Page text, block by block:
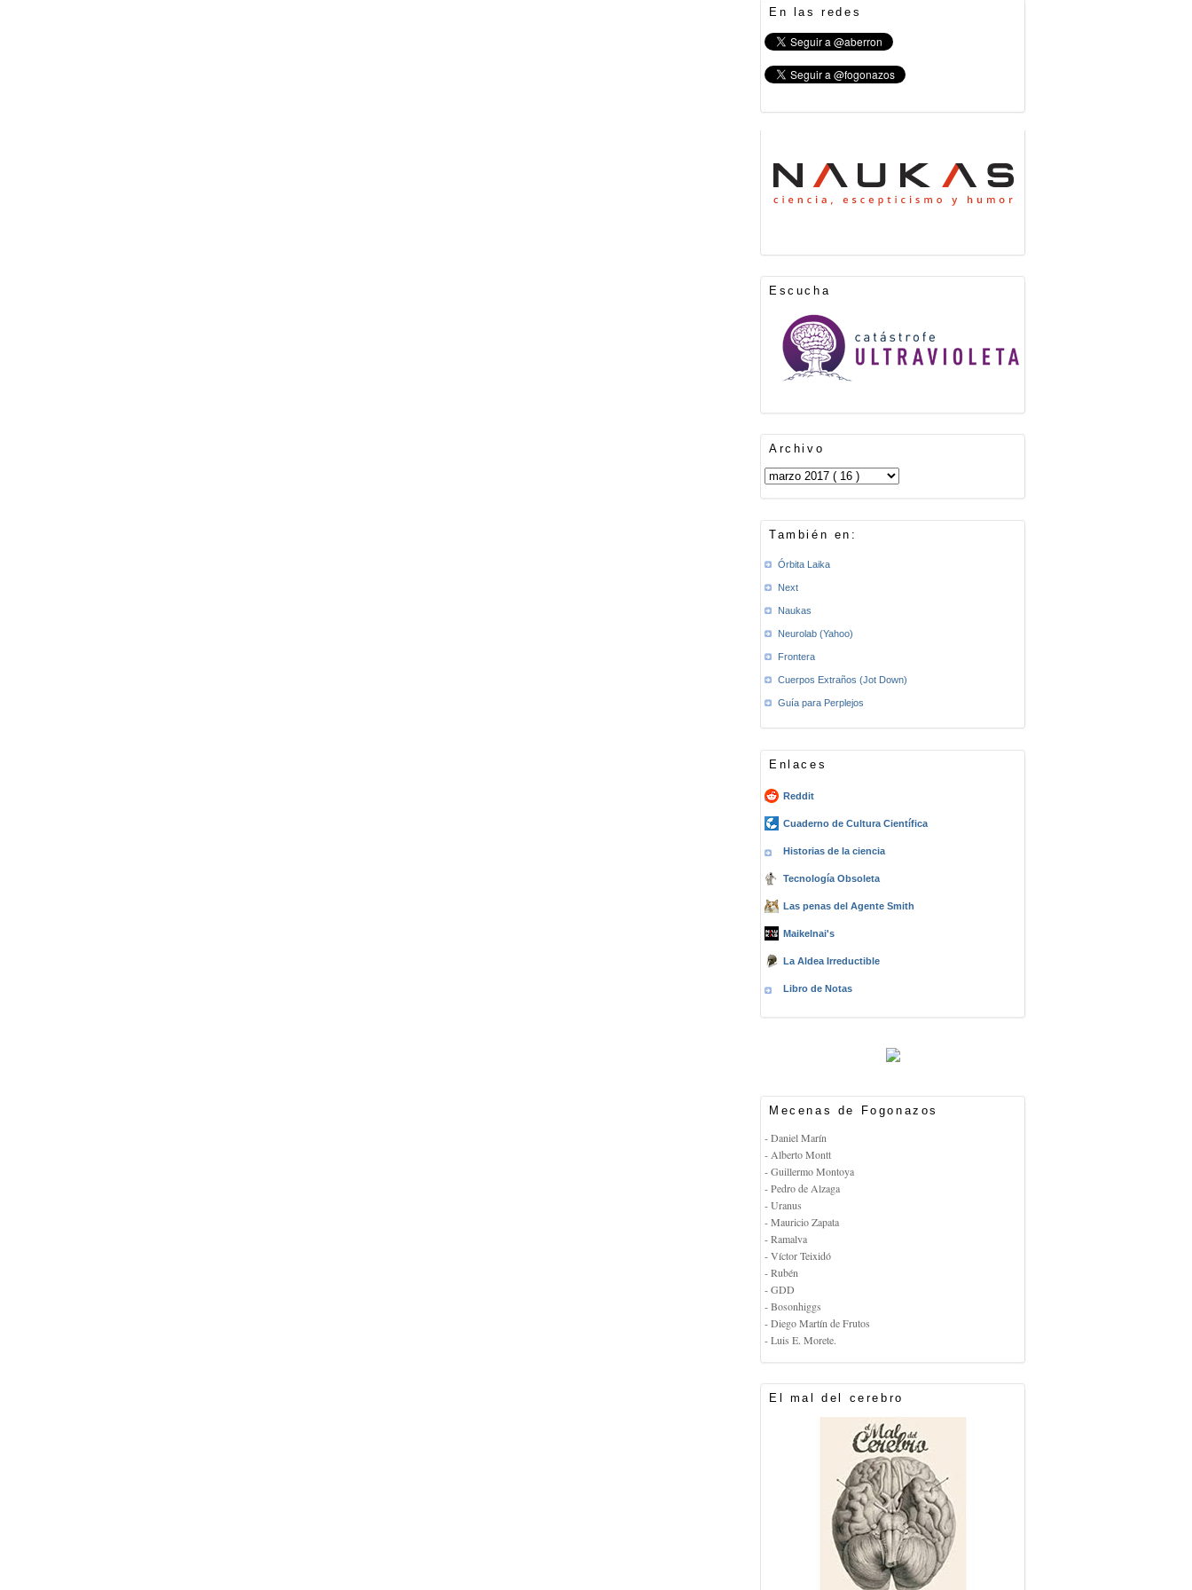
En las redes
Escucha
Archivo
También en:
Órbita Laika
Next
Naukas
Neurolab (Yahoo)
Frontera
Cuerpos Extraños (Jot Down)
Guía para Perplejos
Enlaces
Reddit
Cuaderno de Cultura Científica
Historias de la ciencia
Tecnología Obsoleta
Las penas del Agente Smith
Maikelnai's
La Aldea Irreductible
Libro de Notas
Mecenas de Fogonazos
- Daniel Marín
- Alberto Montt
- Guillermo Montoya
- Pedro de Alzaga
- Uranus
- Mauricio Zapata
- Ramalva
- Víctor Teixidó
- Rubén
- GDD
- Bosonhiggs
- Diego Martín de Frutos
- Luis E. Morete.
El mal del cerebro